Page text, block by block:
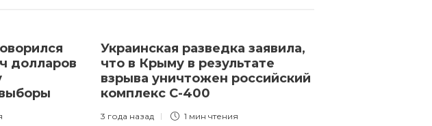
долларов
Украинская разведка заявила,
что в Крыму в результате
взрыва уничтожен российский
комплекс С-400
3 года назад 1 мин чтения